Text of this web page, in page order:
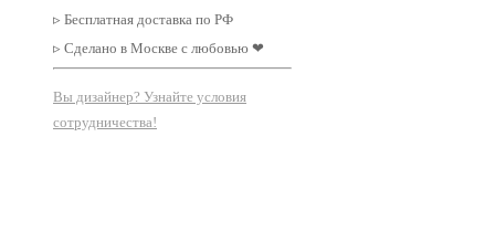
▹ Бесплатная доставка по РФ
▹ Сделано в Москве с любовью ❤
Вы дизайнер? Узнайте условия
сотрудничества!